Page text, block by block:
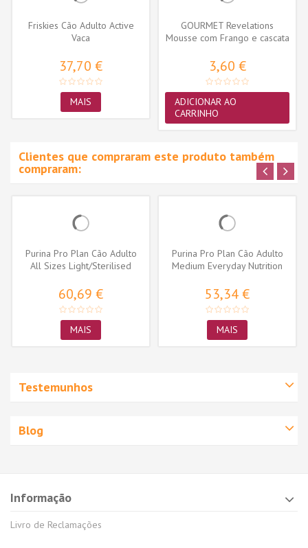
Friskies Cão Adulto Active
Vaca
37,70 €
MAIS
GOURMET Revelations
Mousse com Frango e cascata
3,60 €
ADICIONAR AO
CARRINHO
Clientes que compraram este produto também
compraram:
Purina Pro Plan Cão Adulto
All Sizes Light/Sterilised
60,69 €
MAIS
Purina Pro Plan Cão Adulto
Medium Everyday Nutrition
53,34 €
MAIS
Testemunhos
Blog
Informação
Livro de Reclamações